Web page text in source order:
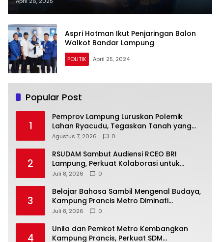
Aspri Hotman Ikut Penjaringan Balon
Walkot Bandar Lampung
POLITIK April 25, 2024
Popular Post
1
Pemprov Lampung Luruskan Polemik
Lahan Ryacudu, Tegaskan Tanah yang
Dipersoalkan Bukan Aset Provinsi
Agustus 7, 2026 0
2
RSUDAM Sambut Audiensi RCEO BRI
Lampung, Perkuat Kolaborasi untuk
Pengembangan Layanan dan SDM
Juli 8, 2026 0
3
Belajar Bahasa Sambil Mengenal Budaya,
Kampung Prancis Metro Diminati
Masyarakat
Juli 8, 2026 0
4
Unila dan Pemkot Metro Kembangkan
Kampung Prancis, Perkuat SDM